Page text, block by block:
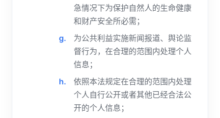
急情况下为保护自然人的生命健康
和财产安全所必需；
为公共利益实施新闻报道、舆论监
督行为，在合理的范围内处理个人
信息；
依照本法规定在合理的范围内处理
个人自行公开或者其他已经合法公
开的个人信息；